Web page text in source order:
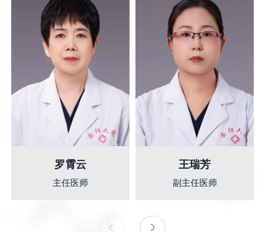
罗霄云
主任医师
王瑞芳
副主任医师